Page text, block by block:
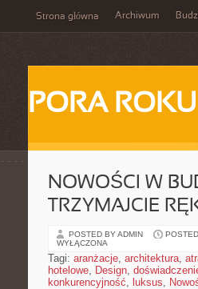
Strona główna Archiwum
PORA ROKU
NOWOŚCI W
TRZYMAJCIE
POSTED BY ADMIN
WYŁĄCZONA
Tagi: aranżacje, architektura,
hotelowe, Design,
konkurencyjność, luksus,